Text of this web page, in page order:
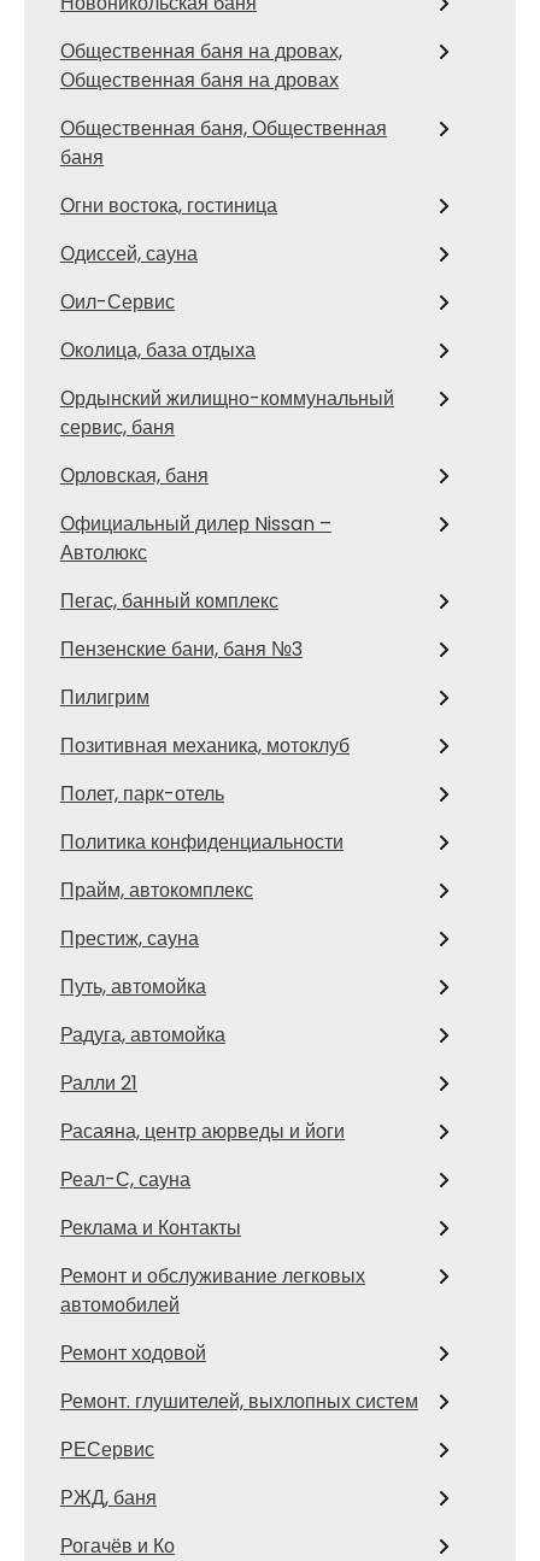
Общественная баня на дровах,
Общественная баня на дровах
Общественная баня, Общественная
баня
Огни востока, гостиница
Одиссей, сауна
Оил-Сервис
Околица, база отдыха
Ордынский жилищно-коммунальный
сервис, баня
Орловская, баня
Официальный дилер Nissan –
Автолюкс
Пегас, банный комплекс
Пензенские бани, баня №3
Пилигрим
Позитивная механика, мотоклуб
Полет, парк-отель
Политика конфиденциальности
Прайм, автокомплекс
Престиж, сауна
Путь, автомойка
Радуга, автомойка
Ралли 21
Расаяна, центр аюрведы и йоги
Реал-С, сауна
Реклама и Контакты
Ремонт и обслуживание легковых
автомобилей
Ремонт ходовой
Ремонт. глушителей, выхлопных систем
РЕСервис
РЖД, баня
Рогачёв и Ко